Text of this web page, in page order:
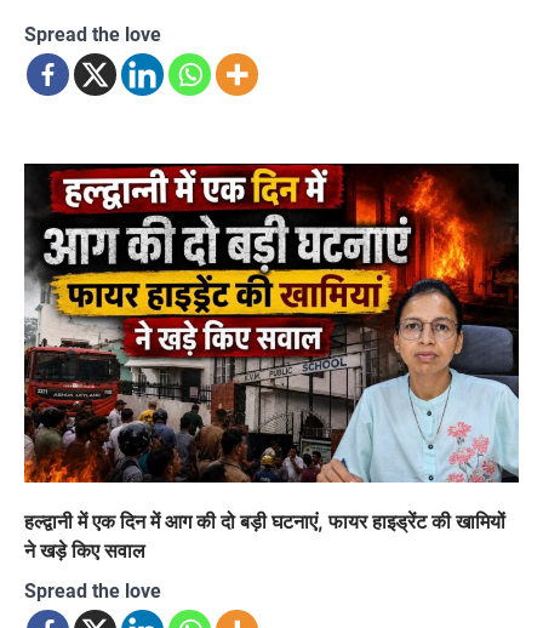
Spread the love
हल्द्वानी में एक दिन में आग की दो बड़ी घटनाएं, फायर हाइड्रेंट की खामियों
ने खड़े किए सवाल
Spread the love